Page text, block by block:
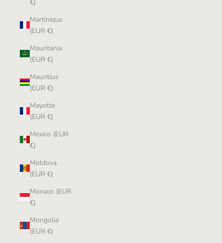
€)
Martinique
(EUR €)
Mauritania
(EUR €)
Mauritius
(EUR €)
Mayotte
(EUR €)
Mexico (EUR
€)
Moldova
(EUR €)
Monaco (EUR
€)
Mongolia
(EUR €)